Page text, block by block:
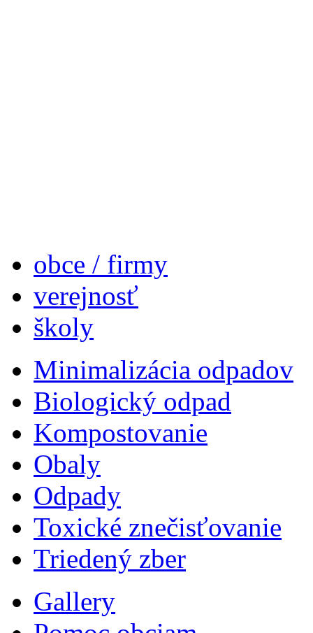
obce / firmy
verejnosť
školy
Minimalizácia odpadov
Biologický odpad
Kompostovanie
Obaly
Odpady
Toxické znečisťovanie
Triedený zber
Gallery